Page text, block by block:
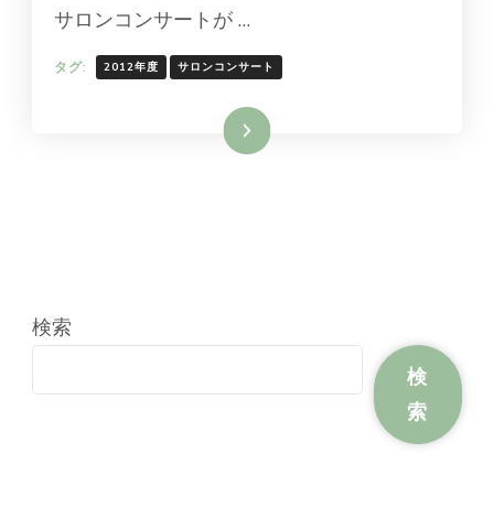
サロンコンサートが …
タグ: 2012年度 サロンコンサート
続きを読む
検索
検
索